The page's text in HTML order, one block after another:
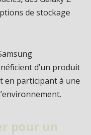
de stockage
d’un produit
en participant à une
pour un